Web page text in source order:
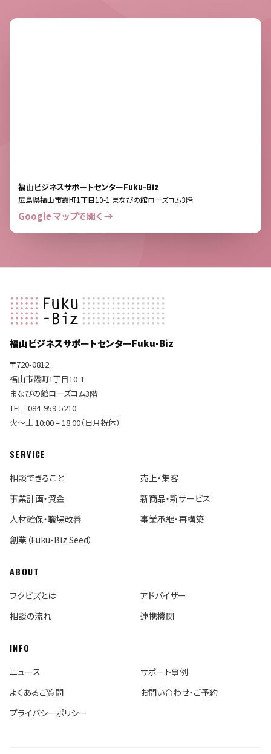
福山ビジネスサポートセンターFuku-Biz
広島県福山市霞町1丁目10-1 まなびの館ローズコム3階
Google マップで開く →
福山ビジネスサポートセンターFuku-Biz
〒720-0812
福山市霞町1丁目10-1
まなびの館ローズコム3階
TEL : 084-959-5210
火〜土 10:00 – 18:00（日月祝休）
SERVICE
相談できること
売上・集客
事業計画・資金
新商品・新サービス
人材確保・職場改善
事業承継・再構築
創業（Fuku-Biz Seed）
ABOUT
フクビズとは
アドバイザー
相談の流れ
連携機関
INFO
ニュース
サポート事例
よくあるご質問
お問い合わせ・ご予約
プライバシーポリシー